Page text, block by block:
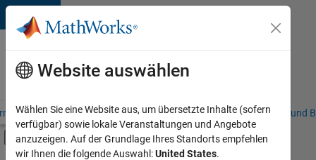
Weiter zum Inhalt
Karriere
bei
MathWorks
– Übersicht Stellensuche Niederlassungen Studierende und
Umschaltung für Off-Canvas-
Hauptinhalt
Website auswählen
Wählen Sie eine Website aus, um übersetzte Inhalte (sofern
verfügbar) sowie lokale Veranstaltungen und Angebote
anzuzeigen. Auf der Grundlage Ihres Standorts empfehlen
wir Ihnen die folgende Auswahl:United States.